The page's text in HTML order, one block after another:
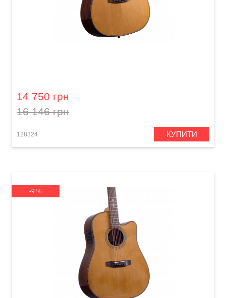
14 750 грн
16 146 грн
128324 КУПИТИ
-9 %